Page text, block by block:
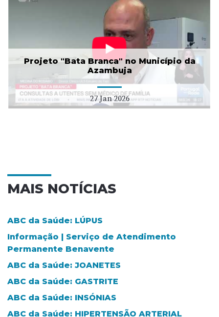
Projeto "Bata Branca" no Município da
Azambuja
27 Jan 2026
MAIS NOTÍCIAS
ABC da Saúde: LÚPUS
Informação | Serviço de Atendimento
Permanente Benavente
ABC da Saúde: JOANETES
ABC da Saúde: GASTRITE
ABC da Saúde: INSÓNIAS
ABC da Saúde: HIPERTENSÃO ARTERIAL